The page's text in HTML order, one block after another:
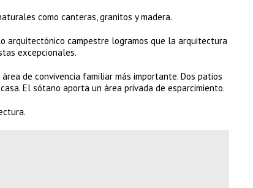
como canteras, granitos y madera.
arquitectónico campestre logramos que la arquitectura
excepcionales.
de convivencia familiar más importante. Dos patios
El sótano aporta un área privada de esparcimiento.